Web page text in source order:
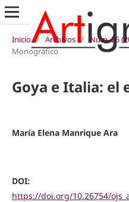
Inicio / Archivos / Núm. 25
Monográfico
Goya e Italia: el
María Elena Manrique Ara
DOI:
https://doi.org/10.26754/